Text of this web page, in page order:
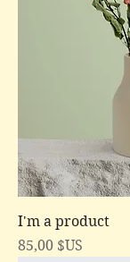
I'm a product
Prix
85,00 $US